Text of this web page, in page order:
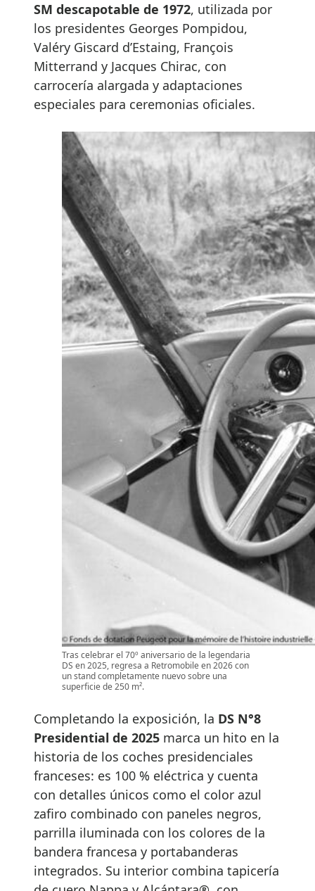
SM descapotable de 1972, utilizada por
los presidentes Georges Pompidou,
Valéry Giscard d’Estaing, François
Mitterrand y Jacques Chirac, con
carrocería alargada y adaptaciones
especiales para ceremonias oficiales.
Tras celebrar el 70º aniversario de la legendaria
DS en 2025, regresa a Retromobile en 2026 con
un stand completamente nuevo sobre una
superficie de 250 m².
Completando la exposición, la DS N°8
Presidential de 2025 marca un hito en la
historia de los coches presidenciales
franceses: es 100 % eléctrica y cuenta
con detalles únicos como el color azul
zafiro combinado con paneles negros,
parrilla iluminada con los colores de la
bandera francesa y portabanderas
integrados. Su interior combina tapicería